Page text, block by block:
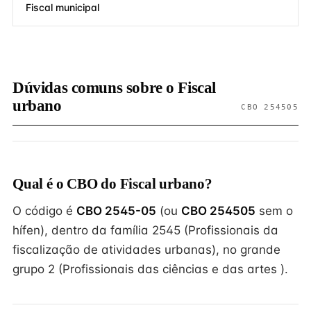
Fiscal municipal
Dúvidas comuns sobre o Fiscal
urbano
CBO 254505
Qual é o CBO do Fiscal urbano?
O código é CBO 2545-05 (ou CBO 254505 sem o
hífen), dentro da família 2545 (Profissionais da
fiscalização de atividades urbanas), no grande
grupo 2 (Profissionais das ciências e das artes ).